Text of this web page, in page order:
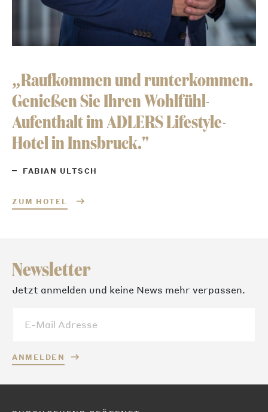
„Raufkommen und runterkommen.
Genießen Sie Ihren Wohlfühl-
Aufenthalt im ADLERS Lifestyle-
Hotel in Innsbruck."
FABIAN ULTSCH
ZUM HOTEL
Newsletter
Jetzt anmelden und keine News mehr verpassen.
ANMELDEN